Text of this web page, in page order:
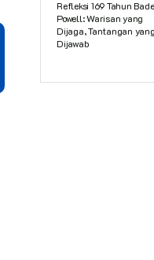
Refleksi 169 Tahun
Powell: Warisan yang
Dijaga, Tantangan yang
Dijawab